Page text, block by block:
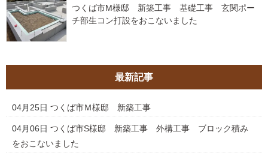
つくば市M様邸 新築工事 基礎工事 玄関ポー
チ部生コン打設をおこないました
最新記事
04月25日 つくば市Ｍ様邸 新築工事
04月06日 つくば市S様邸 新築工事 外構工事 ブロック積み
をおこないました